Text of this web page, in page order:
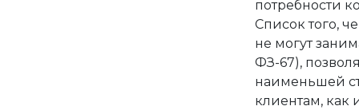
потребности
Список того,
не могут
ФЗ-67),
наименьшей
клиентам, как